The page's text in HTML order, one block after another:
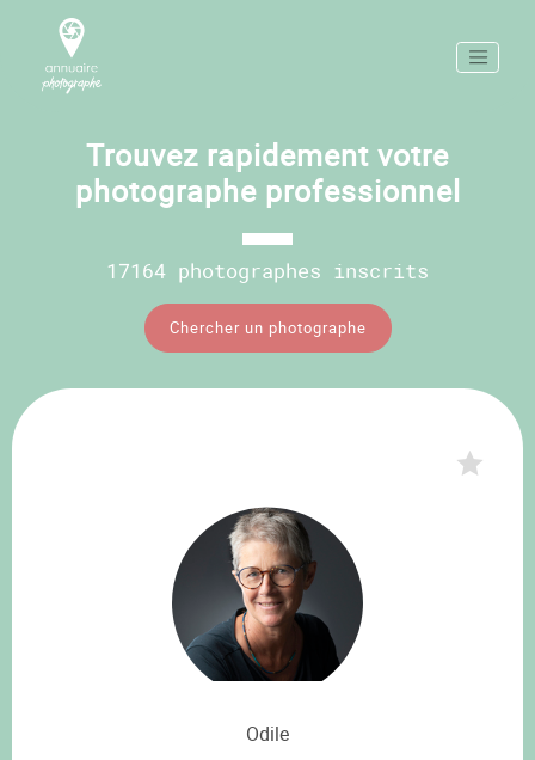
Trouvez rapidement votre
photographe professionnel
17164 photographes inscrits
Chercher un photographe
Odile